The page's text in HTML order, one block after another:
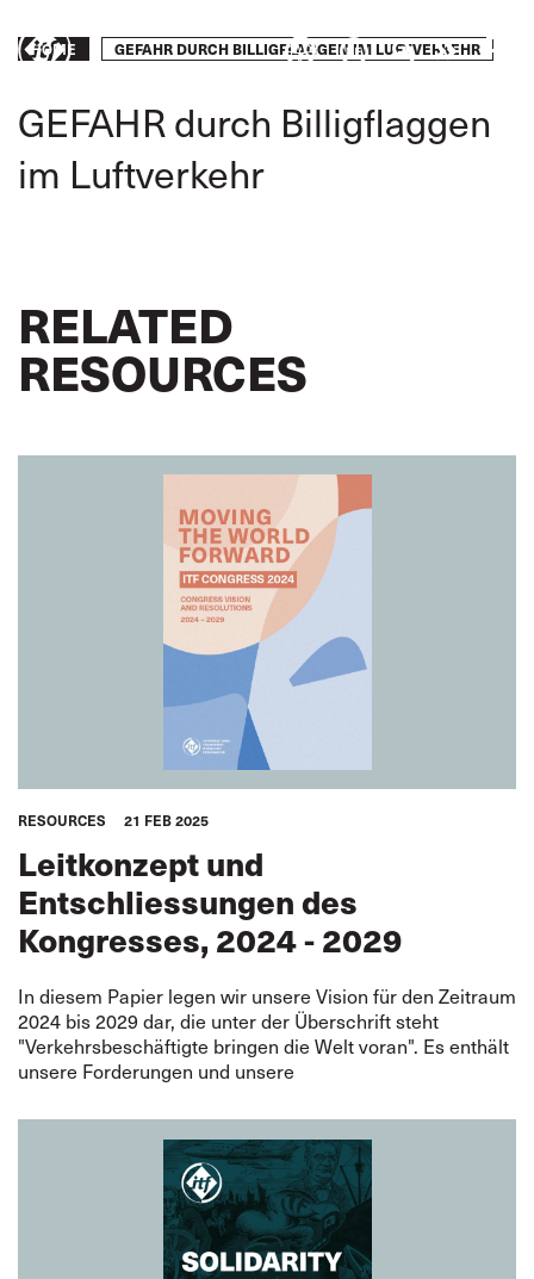
main
Breadcrumb
HOME GEFAHR DURCH BILLIGFLAGGEN IM LUFTVERKEHR
GEFAHR durch Billigflaggen
im Luftverkehr
RELATED
RESOURCES
RESOURCES 21 FEB 2025
Leitkonzept und
Entschliessungen des
Kongresses, 2024 - 2029
In diesem Papier legen wir unsere Vision für den Zeitraum
2024 bis 2029 dar, die unter der Überschrift steht
"Verkehrsbeschäftigte bringen die Welt voran". Es enthält
unsere Forderungen und unsere